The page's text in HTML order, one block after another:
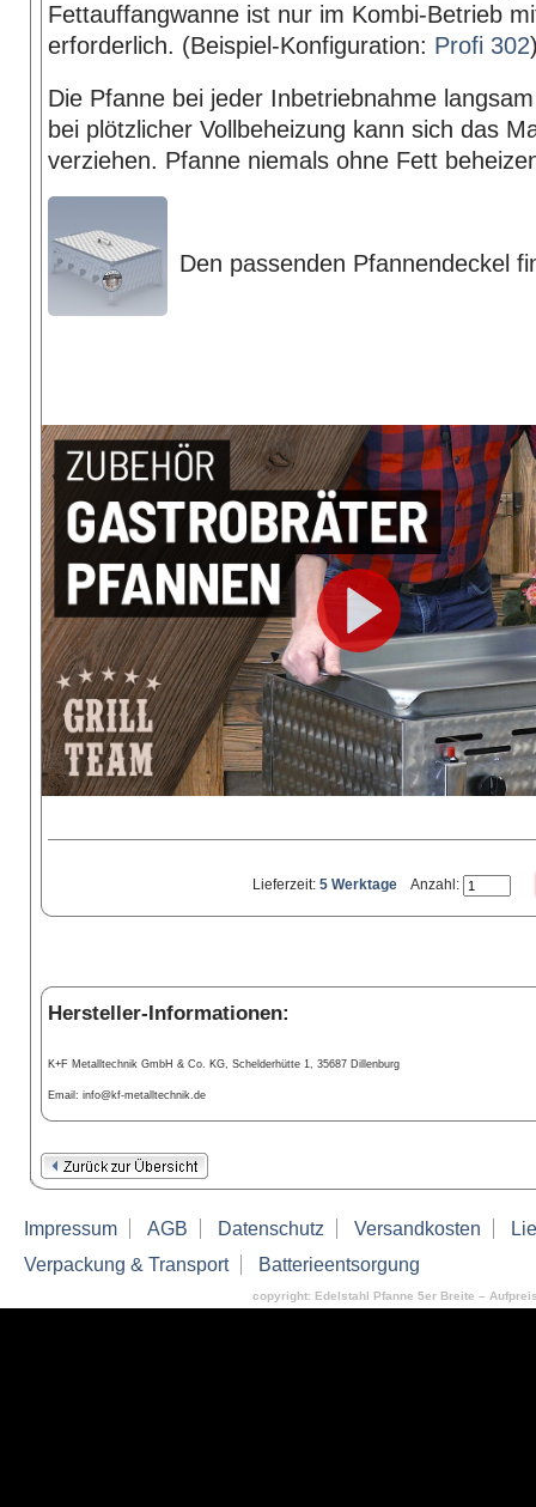
Fettauffangwanne ist nur im Kombi-Betrieb
erforderlich. (Beispiel-Konfiguration: Profi 302
Die Pfanne bei jeder Inbetriebnahme
bei plötzlicher Vollbeheizung kann sich das
verziehen. Pfanne niemals ohne Fett
Den passenden Pfannendeckel
Lieferzeit: 5 Werktage Anzahl:
Hersteller-Informationen:
K+F Metalltechnik GmbH & Co. KG, Schelderhütte 1, 35687 Dillenburg
Email: info@kf-metalltechnik.de
Impressum AGB Datenschutz Versandkosten
Verpackung & Transport
Batterieentsorgung
copyright: Edelstahl Pfanne 5er Breite –